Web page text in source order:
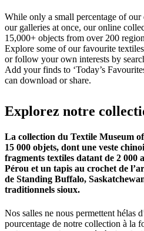
While only a small percentage of
our galleries at once, our online
15,000+ objects from over 200
Explore some of our favourite
or follow your own interests by
Add your finds to ‘Today’s
can download or share.
Explorez notre
La collection du Textile Museum
15 000 objets, dont une veste
fragments textiles datant de 2 000
Pérou et un tapis au crochet de
de Standing Buffalo,
traditionnels sioux.
Nos salles ne nous permettent hélas
pourcentage de notre collection à la